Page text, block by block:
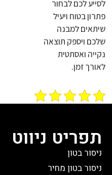
לסייע לכם לבחור
פתרון בטוח ויעיל
שיתאים למבנה
שלכם ויספק תוצאה
נקייה ואסתטית
לאורך זמן.
תפריט ניווט
ניסור בטון
ניסור בטון מחיר